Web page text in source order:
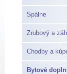
Spálne
Zrubový a
Chodby a
Bytové